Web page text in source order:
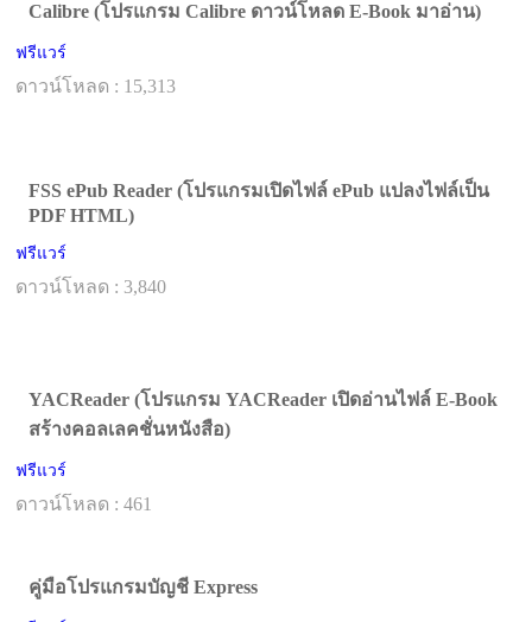
Calibre (โปรแกรม Calibre ดาวน์โหลด E-Book มาอ่าน)
ฟรีแวร์
ดาวน์โหลด : 15,313
FSS ePub Reader (โปรแกรมเปิดไฟล์ ePub แปลงไฟล์เป็น
PDF HTML)
ฟรีแวร์
ดาวน์โหลด : 3,840
YACReader (โปรแกรม YACReader เปิดอ่านไฟล์ E-Book
สร้างคอลเลคชั่นหนังสือ)
ฟรีแวร์
ดาวน์โหลด : 461
คู่มือโปรแกรมบัญชี Express